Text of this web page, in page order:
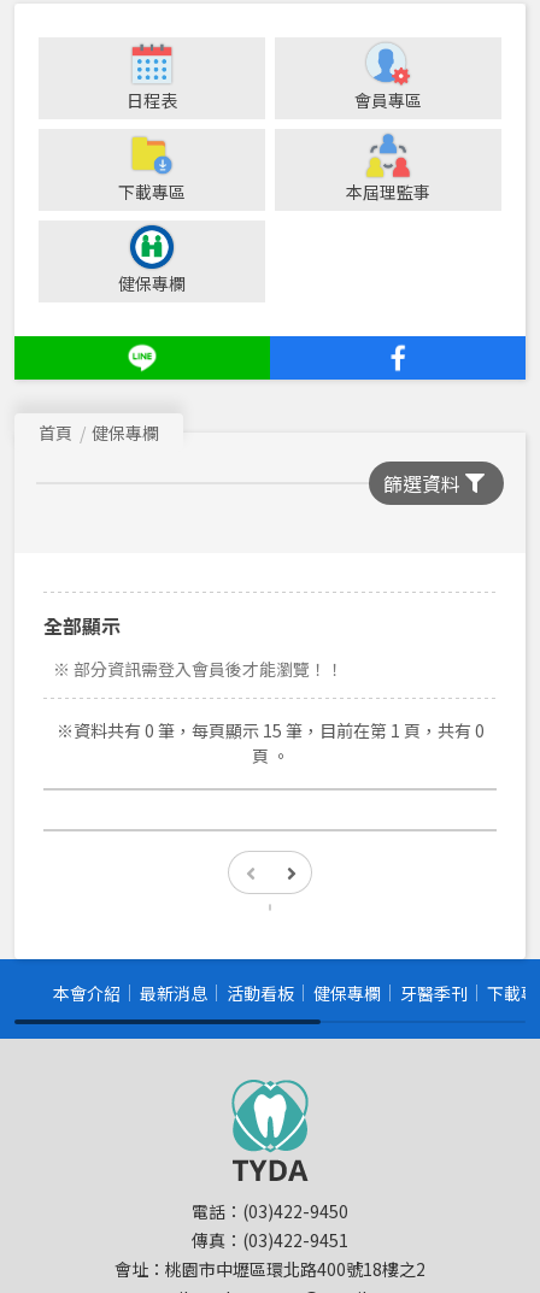
日程表 會員專區
下載專區 本屆理監事
健保專欄
首頁 健保專欄
篩選資料
全部顯示
※ 部分資訊需登入會員後才能瀏覽！！
※資料共有 0 筆，每頁顯示 15 筆，目前在第 1 頁，共有 0
頁 。
本會介紹 最新消息 活動看板 健保專欄 牙醫季刊 下載
電話：(03)422-9450
傳真：(03)422-9451
會址：桃園市中壢區環北路400號18樓之2